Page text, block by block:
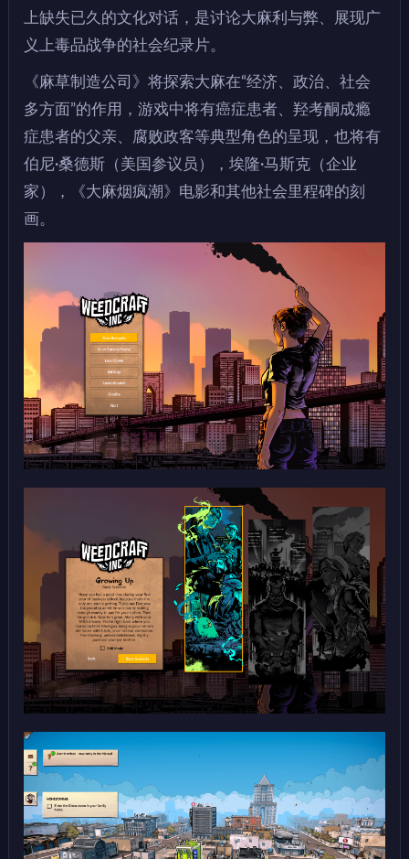
上缺失已久的文化对话，是讨论大麻利与弊、展现广
义上毒品战争的社会纪录片。
《麻草制造公司》将探索大麻在“经济、政治、社会
多方面”的作用，游戏中将有癌症患者、羟考酮成瘾
症患者的父亲、腐败政客等典型角色的呈现，也将有
伯尼·桑德斯（美国参议员），埃隆·马斯克（企业
家），《大麻烟疯潮》电影和其他社会里程碑的刻
画。